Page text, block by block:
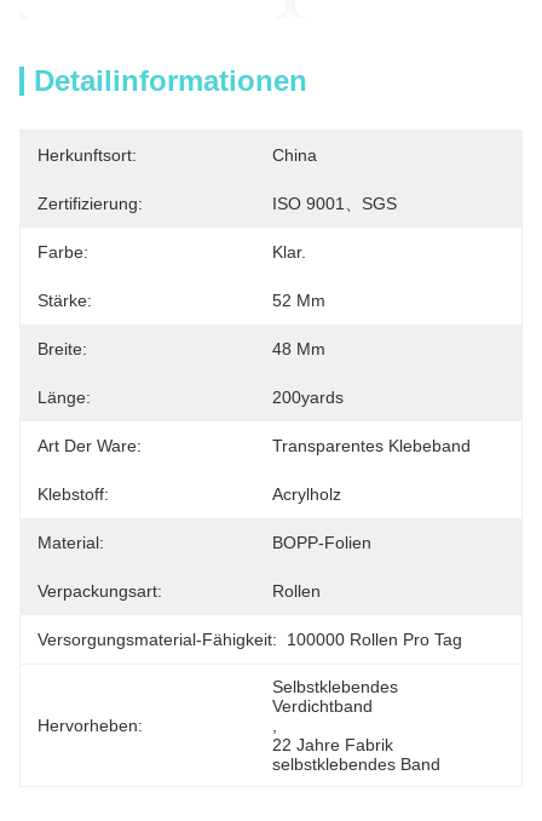
Detailinformationen
Herkunftsort: China
Zertifizierung: ISO 9001、SGS
Farbe: Klar.
Stärke: 52 Μm
Breite: 48 Mm
Länge: 200yards
Art Der Ware: Transparentes Klebeband
Klebstoff: Acrylholz
Material: BOPP-Folien
Verpackungsart: Rollen
Versorgungsmaterial-Fähigkeit: 100000 Rollen Pro Tag
Hervorheben:
Selbstklebendes
Verdichtband
22 Jahre Fabrik
selbstklebendes Band